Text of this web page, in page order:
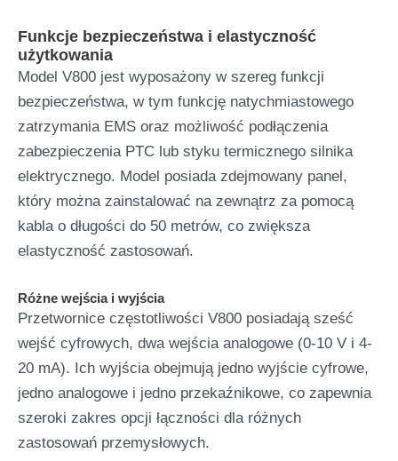
Funkcje bezpieczeństwa i elastyczność
użytkowania
Model V800 jest wyposażony w szereg funkcji
bezpieczeństwa, w tym funkcję natychmiastowego
zatrzymania EMS oraz możliwość podłączenia
zabezpieczenia PTC lub styku termicznego silnika
elektrycznego. Model posiada zdejmowany panel,
który można zainstalować na zewnątrz za pomocą
kabla o długości do 50 metrów, co zwiększa
elastyczność zastosowań.
Różne wejścia i wyjścia
Przetwornice częstotliwości V800 posiadają sześć
wejść cyfrowych, dwa wejścia analogowe (0-10 V i 4-
20 mA). Ich wyjścia obejmują jedno wyjście cyfrowe,
jedno analogowe i jedno przekaźnikowe, co zapewnia
szeroki zakres opcji łączności dla różnych
zastosowań przemysłowych.